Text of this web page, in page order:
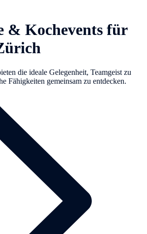
& Kochevents für
die ideale Gelegenheit, Teamgeist zu
Fähigkeiten gemeinsam zu entdecken.